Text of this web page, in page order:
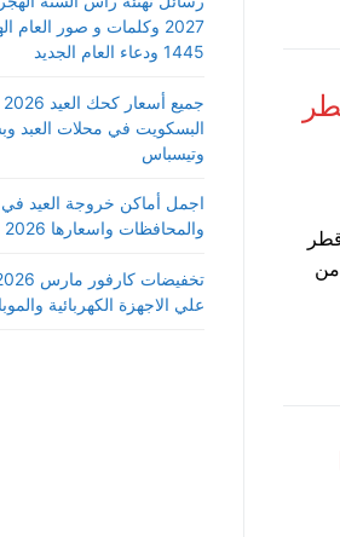
من
2027 وكلمات و صور العام
1445 ودعاء العام الجديد
البسكويت في محلات العبد
وتيسباس
اجمل أماكن خروجة العيد في
والمحافظات واسعارها 2026 بالتفصيل
علي الاجهزة الكهربائية